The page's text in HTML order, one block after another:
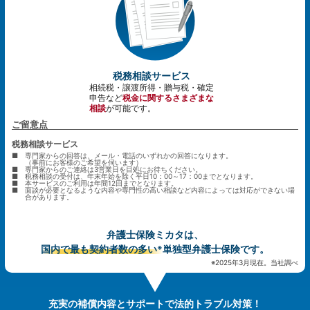
税務相談サービス
相続税・譲渡所得・贈与税・確定
申告など税金に関するさまざまな
相談が可能です。
ご留意点
税務相談サービス
■
専門家からの回答は、メール・電話のいずれかの回答になります。
（事前にお客様のご希望を伺います）
■
専門家からのご連絡は3営業日を目処にお待ちください。
■
税務相談の受付は、年末年始を除く平日10：00～17：00までとなります。
■
本サービスのご利用は年間12回までとなります。
■
面談が必要となるような内容や専門性の高い相談など内容によっては対応ができない場
合があります。
弁護士保険ミカタは、
国内で最も契約者数の多い※単独型弁護士保険です。
※2025年3月現在。当社調べ
充実の補償内容とサポートで法的トラブル対策！